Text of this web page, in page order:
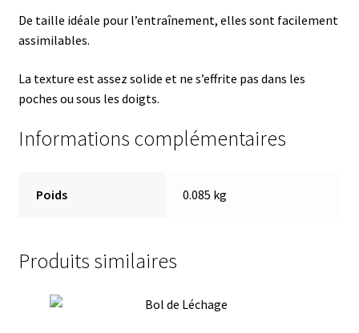
De taille idéale pour l’entraînement, elles sont facilement
assimilables.
La texture est assez solide et ne s’effrite pas dans les
poches ou sous les doigts.
Informations complémentaires
Poids 0.085 kg
Produits similaires